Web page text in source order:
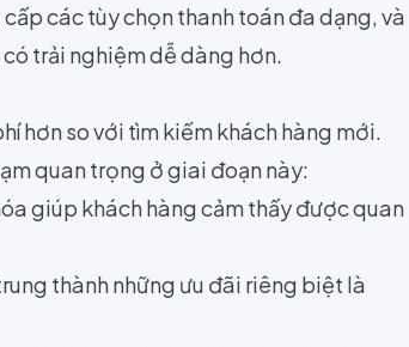
các tùy chọn thanh toán đa dạng, và
trải nghiệm dễ dàng hơn.
hơn so với tìm kiếm khách hàng mới.
quan trọng ở giai đoạn này:
giúp khách hàng cảm thấy được quan
thành những ưu đãi riêng biệt là